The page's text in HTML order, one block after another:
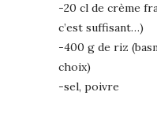
-20 cl de crème
c’est suffisant…)
-400 g de riz
choix)
-sel, poivre